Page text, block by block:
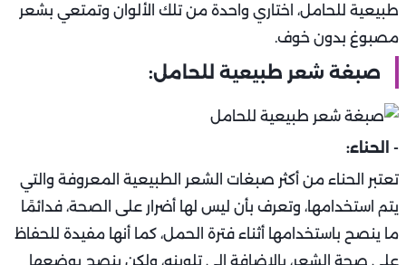
طبيعية للحامل، اختاري واحدة من تلك الألوان وتمتعي بشعر
مصبوغ بدون خوف.
صبغة شعر طبيعية للحامل:
- الحناء:
تعتبر الحناء من أكثر صبغات الشعر الطبيعية المعروفة والتي
يتم استخدامها، وتعرف بأن ليس لها أضرار على الصحة، فدائمًا
ما ينصح باستخدامها أثناء فترة الحمل، كما أنها مفيدة للحفاظ
على صحة الشعر، بالإضافة إلى تلوينه، ولكن ينصح بوضعها